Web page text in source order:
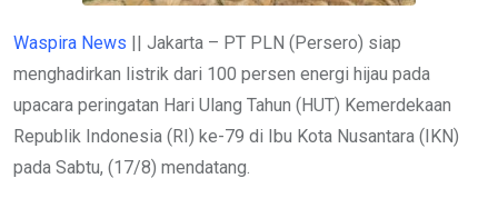
Waspira News || Jakarta – PT PLN (Persero) siap
menghadirkan listrik dari 100 persen energi hijau pada
upacara peringatan Hari Ulang Tahun (HUT) Kemerdekaan
Republik Indonesia (RI) ke-79 di Ibu Kota Nusantara (IKN)
pada Sabtu, (17/8) mendatang.